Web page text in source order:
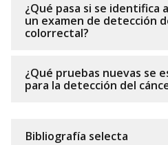
¿Qué pasa si se identifica
un examen de detección
colorrectal?
¿Qué pruebas nuevas se
para la detección del
Bibliografía selecta